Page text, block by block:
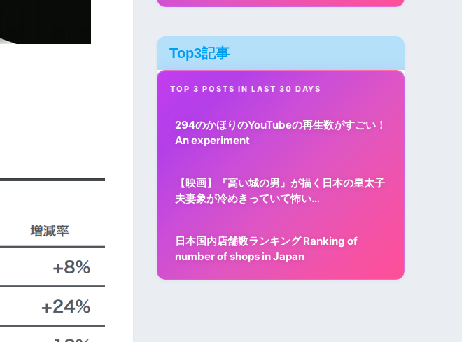
Top3記事
TOP 3 POSTS IN LAST 30 DAYS
294のかほりのYouTubeの再生数がすごい！
An experiment
【映画】『高い城の男』が描く日本の皇太子
夫妻象が冷めきっていて怖い…
日本国内店舗数ランキング Ranking of
number of shops in Japan